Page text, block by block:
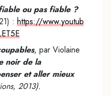
ou pas fiable ?
: https://www.youtub
, par Violaine
noir de la
et aller mieux
2013).